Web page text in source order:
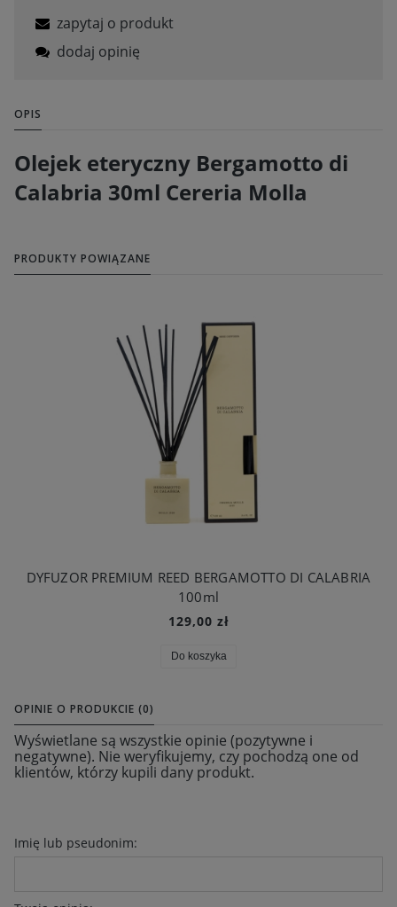
zapytaj o produkt
dodaj opinię
OPIS
Olejek eteryczny Bergamotto di
Calabria 30ml Cereria Molla
PRODUKTY POWIĄZANE
DYFUZOR PREMIUM REED BERGAMOTTO DI CALABRIA
100ml
129,00 zł
Do koszyka
OPINIE O PRODUKCIE (0)
Wyświetlane są wszystkie opinie (pozytywne i
negatywne). Nie weryfikujemy, czy pochodzą one od
klientów, którzy kupili dany produkt.
Imię lub pseudonim: